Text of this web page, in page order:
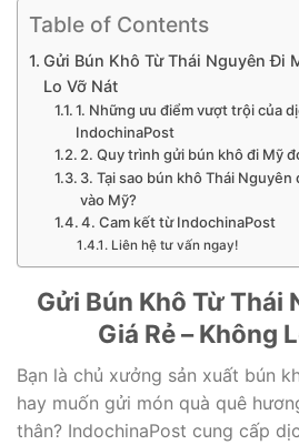
Table of Contents
Gửi Bún Khô Từ Thái Nguyên Đi
Lo Vỡ Nát
1. Những ưu điểm vượt trội của
IndochinaPost
2. Quy trình gửi bún khô đi Mỹ
3. Tại sao bún khô Thái
vào Mỹ?
4. Cam kết từ IndochinaPost
Liên hệ tư vấn ngay!
Gửi Bún Khô Từ Thái
Giá Rẻ – Không
Bạn là chủ xưởng sản xuất bún
hay muốn gửi món quà quê
thân? IndochinaPost cung cấp